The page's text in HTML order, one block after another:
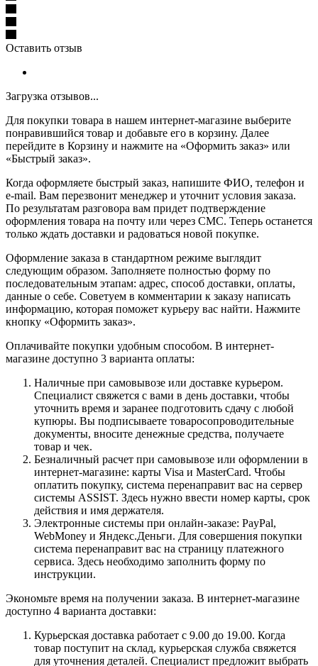
Оставить отзыв
Загрузка отзывов...
Для покупки товара в нашем интернет-магазине выберите
понравившийся товар и добавьте его в корзину. Далее
перейдите в Корзину и нажмите на «Оформить заказ» или
«Быстрый заказ».
Когда оформляете быстрый заказ, напишите ФИО, телефон и
e-mail. Вам перезвонит менеджер и уточнит условия заказа.
По результатам разговора вам придет подтверждение
оформления товара на почту или через СМС. Теперь останется
только ждать доставки и радоваться новой покупке.
Оформление заказа в стандартном режиме выглядит
следующим образом. Заполняете полностью форму по
последовательным этапам: адрес, способ доставки, оплаты,
данные о себе. Советуем в комментарии к заказу написать
информацию, которая поможет курьеру вас найти. Нажмите
кнопку «Оформить заказ».
Оплачивайте покупки удобным способом. В интернет-
магазине доступно 3 варианта оплаты:
Наличные при самовывозе или доставке курьером.
Специалист свяжется с вами в день доставки, чтобы
уточнить время и заранее подготовить сдачу с любой
купюры. Вы подписываете товаросопроводительные
документы, вносите денежные средства, получаете
товар и чек.
Безналичный расчет при самовывозе или оформлении в
интернет-магазине: карты Visa и MasterCard. Чтобы
оплатить покупку, система перенаправит вас на сервер
системы ASSIST. Здесь нужно ввести номер карты, срок
действия и имя держателя.
Электронные системы при онлайн-заказе: PayPal,
WebMoney и Яндекс.Деньги. Для совершения покупки
система перенаправит вас на страницу платежного
сервиса. Здесь необходимо заполнить форму по
инструкции.
Экономьте время на получении заказа. В интернет-магазине
доступно 4 варианта доставки:
Курьерская доставка работает с 9.00 до 19.00. Когда
товар поступит на склад, курьерская служба свяжется
для уточнения деталей. Специалист предложит выбрать